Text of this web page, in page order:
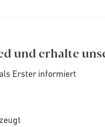
und erhalte
Erster informiert